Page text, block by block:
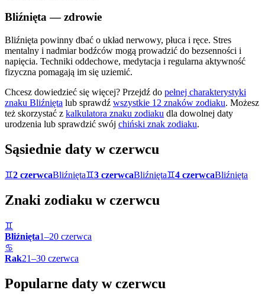
Bliźnięta— zdrowie
Bliźnięta powinny dbać o układ nerwowy, płuca i ręce. Stres
mentalny i nadmiar bodźców mogą prowadzić do bezsenności i
napięcia. Techniki oddechowe, medytacja i regularna aktywność
fizyczna pomagają im się uziemić.
Chcesz dowiedzieć się więcej? Przejdź do pełnej charakterystyki
znaku Bliźnięta lub sprawdź wszystkie 12 znaków zodiaku. Możesz
też skorzystać z kalkulatora znaku zodiaku dla dowolnej daty
urodzenia lub sprawdzić swój chiński znak zodiaku.
Sąsiednie daty wczerwcu
♊2 czerwcaBliźnięta♊3 czerwcaBliźnięta♊4 czerwcaBliźnięta
Znaki zodiaku wczerwcu
♊
Bliźnięta1–20 czerwca
♋
Rak21–30 czerwca
Popularne daty wczerwcu